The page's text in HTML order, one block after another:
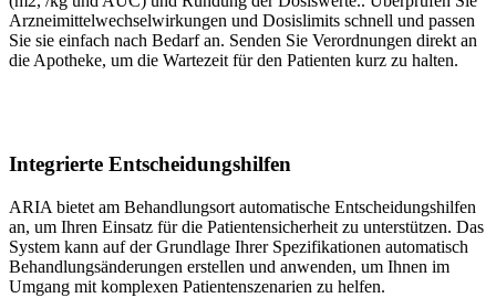
Arzneimittelwechselwirkungen und Dosislimits schnell und passen
Sie sie einfach nach Bedarf an. Senden Sie Verordnungen direkt an
die Apotheke, um die Wartezeit für den Patienten kurz zu halten.
Integrierte Entscheidungshilfen
ARIA bietet am Behandlungsort automatische Entscheidungshilfen
an, um Ihren Einsatz für die Patientensicherheit zu unterstützen. Das
System kann auf der Grundlage Ihrer Spezifikationen automatisch
Behandlungsänderungen erstellen und anwenden, um Ihnen im
Umgang mit komplexen Patientenszenarien zu helfen.